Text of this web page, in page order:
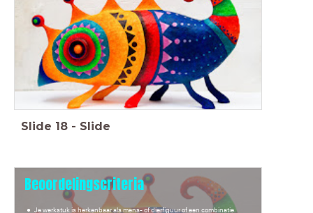
Slide 18 - Slide
Beoordelingscriteria
Je werkstuk is herkenbaar als mens- of dierfiguur of een combinatie.